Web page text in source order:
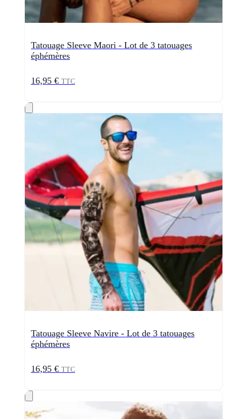
Tatouage Sleeve Maori - Lot de 3 tatouages
éphémères
16,95 € TTC
Tatouage Sleeve Navire - Lot de 3 tatouages
éphémères
16,95 € TTC